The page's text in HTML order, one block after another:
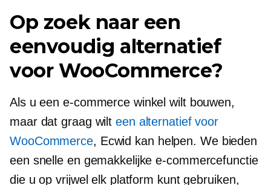
Op zoek naar een
eenvoudig alternatief
voor WooCommerce?
Als u een e-commerce winkel wilt bouwen,
maar dat graag wilt een alternatief voor
WooCommerce, Ecwid kan helpen. We bieden
een snelle en gemakkelijke e-commercefunctie
die u op vrijwel elk platform kunt gebruiken,